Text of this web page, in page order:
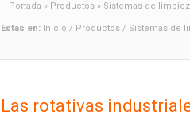
Portada » Productos » Sistemas de
Estás en: Inicio / Productos / Sistemas de
Las rotativas